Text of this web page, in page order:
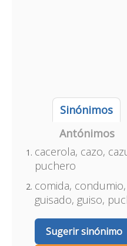
Sinónimos
Antónimos
cacerola, cazo,
puchero
comida,
guisado, guiso,
Sugerir sinónimo